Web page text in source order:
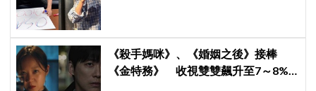
《殺手媽咪》、《婚姻之後》接棒
《金特務》 收視雙雙飆升至7～8%